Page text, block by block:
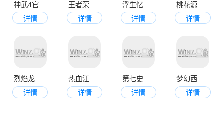
神武4官网最新版本
详情
王者荣耀最新版本2023
详情
浮生忆玲珑手游
详情
详情
烈焰龙城传奇手游
详情
详情
详情
详情